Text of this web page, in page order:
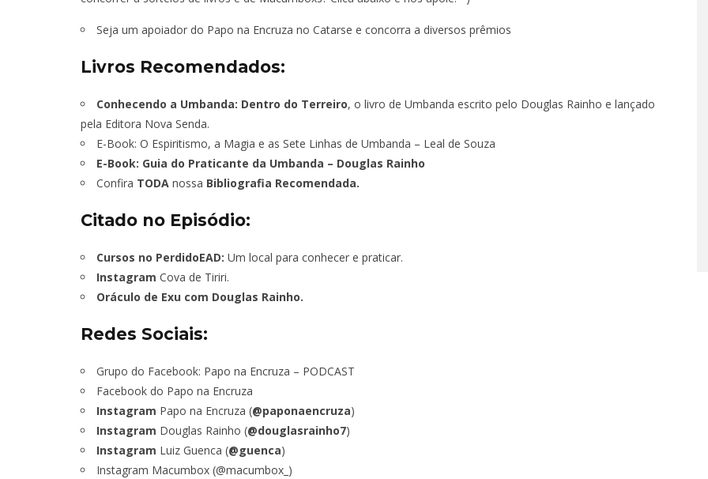
Seja um apoiador do Papo na Encruza no Catarse e concorra a diversos prêmios
Livros Recomendados:
Conhecendo a Umbanda: Dentro do Terreiro, o livro de Umbanda escrito pelo Douglas Rainho e lançado
pela Editora Nova Senda.
E-Book: O Espiritismo, a Magia e as Sete Linhas de Umbanda – Leal de Souza
E-Book: Guia do Praticante da Umbanda – Douglas Rainho
Confira TODA nossa Bibliografia Recomendada.
Citado no Episódio:
Cursos no PerdidoEAD: Um local para conhecer e praticar.
Instagram Cova de Tiriri.
Oráculo de Exu com Douglas Rainho.
Redes Sociais:
Grupo do Facebook: Papo na Encruza – PODCAST
Facebook do Papo na Encruza
Instagram Papo na Encruza (@paponaencruza)
Instagram Douglas Rainho (@douglasrainho7)
Instagram Luiz Guenca (@guenca)
Instagram Macumbox (@macumbox_)
JUNHO 25, 2022